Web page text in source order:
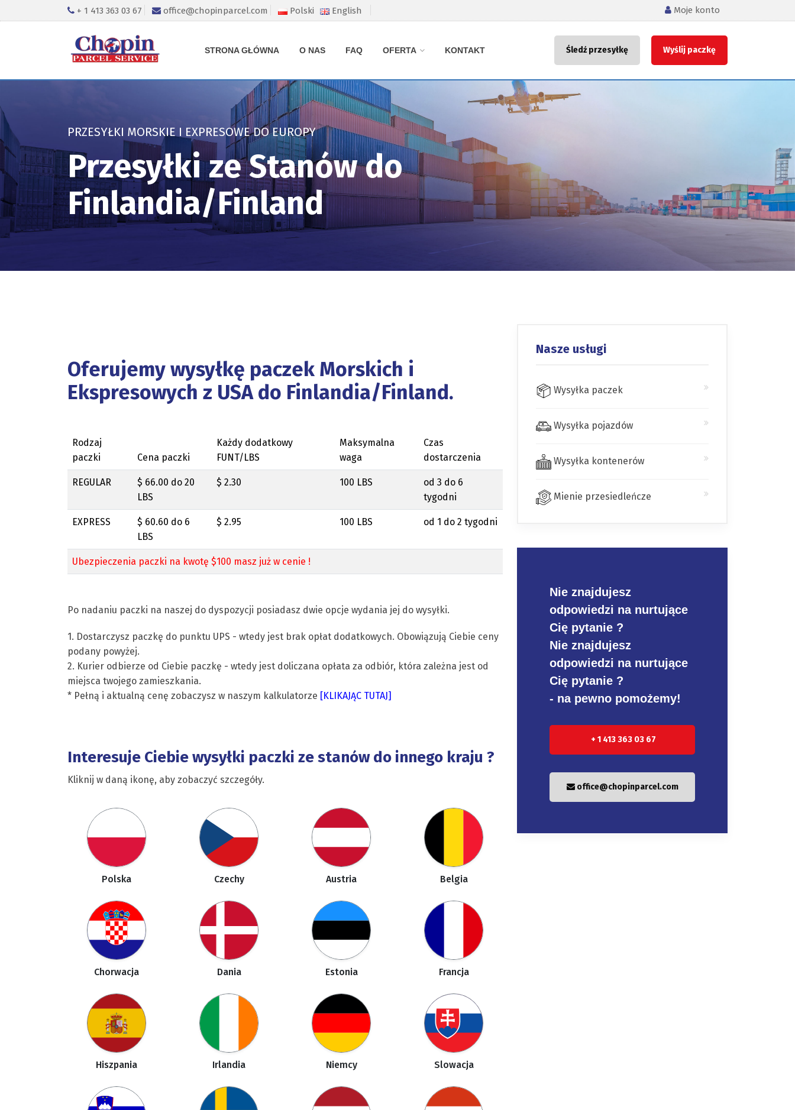
+ 1 413 363 03 67 office@chopinparcel.com Polski English Moje konto
STRONA GŁÓWNA O NAS FAQ OFERTA KONTAKT Śledź przesyłkę Wyślij paczkę
PRZESYŁKI MORSKIE I EXPRESOWE DO EUROPY
Przesyłki ze Stanów do
Finlandia/Finland
Oferujemy wysyłkę paczek Morskich i
Ekspresowych z USA do Finlandia/Finland.
Rodzaj
paczki
Cena paczki
Każdy dodatkowy
FUNT/LBS
Maksymalna
waga
Czas
dostarczenia
REGULAR
$ 66.00 do 20
LBS
$ 2.30 100 LBS
od 3 do 6
tygodni
EXPRESS
$ 60.60 do 6
LBS
$ 2.95 100 LBS od 1 do 2 tygodni
Ubezpieczenia paczki na kwotę $100 masz już w cenie !
Po nadaniu paczki na naszej do dyspozycji posiadasz dwie opcje wydania jej do wysyłki.
1. Dostarczysz paczkę do punktu UPS - wtedy jest brak opłat dodatkowych. Obowiązują Ciebie ceny
podany powyżej.
2. Kurier odbierze od Ciebie paczkę - wtedy jest doliczana opłata za odbiór, która zależna jest od
miejsca twojego zamieszkania.
* Pełną i aktualną cenę zobaczysz w naszym kalkulatorze [KLIKAJĄC TUTAJ]
Interesuje Ciebie wysyłki paczki ze stanów do innego kraju ?
Kliknij w daną ikonę, aby zobaczyć szczegóły.
Polska Czechy Austria Belgia
Chorwacja Dania Estonia Francja
Hiszpania Irlandia Niemcy Slowacja
Nasze usługi
Wysyłka paczek
Wysyłka pojazdów
Wysyłka kontenerów
Mienie przesiedleńcze
Nie znajdujesz
odpowiedzi na nurtujące
Cię pytanie ?
Nie znajdujesz
odpowiedzi na nurtujące
Cię pytanie ?
- na pewno pomożemy!
+ 1 413 363 03 67
office@chopinparcel.com